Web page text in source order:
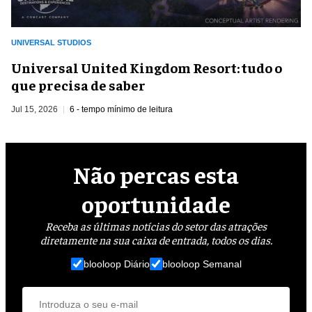
UNIVERSAL STUDIOS
Universal United Kingdom Resort: tudo o
que precisa de saber
Jul 15, 2026 6 - tempo mínimo de leitura
Não percas esta
oportunidade
Receba as últimas notícias do setor das atrações
diretamente na sua caixa de entrada, todos os dias.
blooloop Diário blooloop Semanal